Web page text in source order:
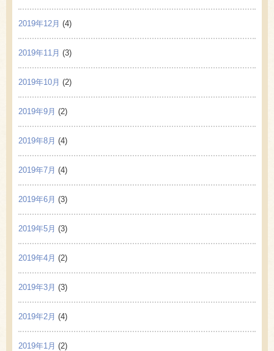
2019年12月 (4)
2019年11月 (3)
2019年10月 (2)
2019年9月 (2)
2019年8月 (4)
2019年7月 (4)
2019年6月 (3)
2019年5月 (3)
2019年4月 (2)
2019年3月 (3)
2019年2月 (4)
2019年1月 (2)